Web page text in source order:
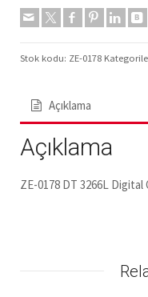
Stok kodu: ZE-0178
Açıklama
Açıklama
ZE-0178 DT 3266L